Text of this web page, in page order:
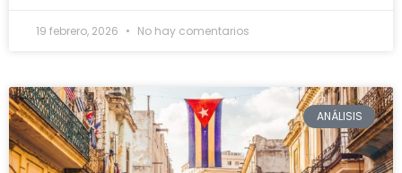
19 febrero, 2026 No hay comentarios
ANÁLISIS